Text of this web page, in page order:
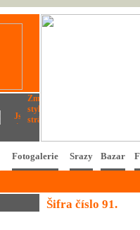
Fotogalerie Srazy Bazar
Šifra číslo 91.